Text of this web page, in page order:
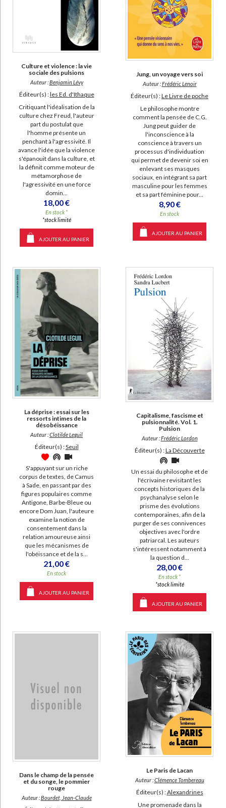
Culture et violence : la vie
sociale des pulsions
Auteur :Benjamin Lévy
Éditeur(s) :les Ed. d'Ithaque
Critiquant l'idéalisation de la
culture chez Freud, l'auteur
part du postulat que
l'homme présente un
penchant à l'agressivité. Il
avance l'idée que la violence
s'épanouit dans la culture, et
la définit comme moteur de
métamorphose de
l'agressivité en une force
domin...
18,00 €
En stock *
*stock limité
AJOUTER AU PANIER
Jung, un voyage vers soi
Auteur :Frédéric Lenoir
Éditeur(s) :Le Livre de poche
Le philosophe montre
comment la pensée de C.G.
Jung peut guider de
l'inconscience à la
conscience à travers un
processus d'individuation
qui permet de devenir soi en
enlevant ses masques
sociaux, en intégrant sa part
masculine pour les femmes
et sa part féminine pour...
8,90 €
En stock
AJOUTER AU PANIER
La déprise : essai sur les
ressorts intimes de la
désobéissance
Auteur :Clotilde Leguil
Éditeur(s) :Seuil
S'appuyant sur un riche
corpus de textes, de Camus
à Sade, en passant par des
figures populaires comme
Antigone, Barbe-Bleue ou
encore Dom Juan, l'auteure
examine la notion de
consentement dans la
relation amoureuse ainsi
que les mécanismes de
l'obéissance et de la s...
21,00 €
En stock
AJOUTER AU PANIER
Capitalisme, fascisme et
pulsionnalité. Vol. 1.
Pulsion
Auteur :Frédéric Lordon
Éditeur(s) :La Découverte
Un essai du philosophe et de
l'écrivaine revisitant les
concepts historiques de la
psychanalyse selon le
prisme des évolutions
contemporaines, afin de la
purger de ses connivences
objectives avec l'ordre
patriarcal. Les auteurs
s'intéressent notamment à
la question d...
28,00 €
En stock *
*stock limité
AJOUTER AU PANIER
Dans le champ de la pensée
et du songe, le pommier
rouge
Auteur :Bourdet, Jean-Claude
Le Paris de Lacan
Auteur :Clémence Tombereau
Éditeur(s) :Alexandrines
Une promenade dans la